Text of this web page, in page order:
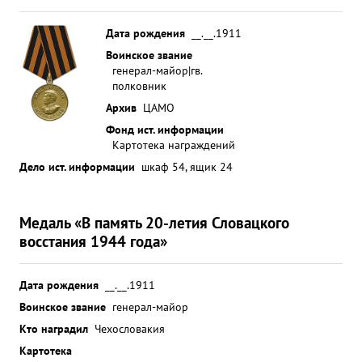
Дата рождения
__.__.1911
Воинское звание
генерал-майор|гв.
полковник
Архив ЦАМО
Фонд ист. информации
Картотека награждений
Дело ист. информации шкаф 54, ящик 24
Медаль «В память 20-летия Словацкого
восстания 1944 года»
Дата рождения
__.__.1911
Воинское звание генерал-майор
Кто наградил Чехословакия
Картотека